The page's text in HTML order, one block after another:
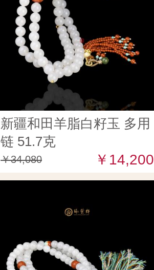
新疆和田羊脂白籽玉 多用
链 51.7克
￥34,080 ￥14,200